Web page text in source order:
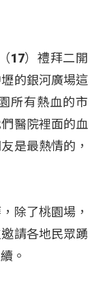
17）禮拜二開
的銀河廣場這
所有熱血的市
醫院裡面的血
是最熱情的，
除了桃園場，
請各地民眾踴
。​